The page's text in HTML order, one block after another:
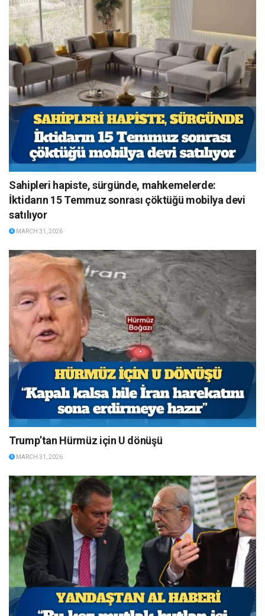
Sahipleri hapiste, sürgünde, mahkemelerde:
İktidarın 15 Temmuz sonrası çöktüğü mobilya devi
satılıyor
MARCH 31, 2026
Trump’tan Hürmüz için U dönüşü
MARCH 31, 2026